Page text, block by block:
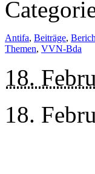
Antifa, Beiträge,
Themen, VVN-Bda
18.
18.